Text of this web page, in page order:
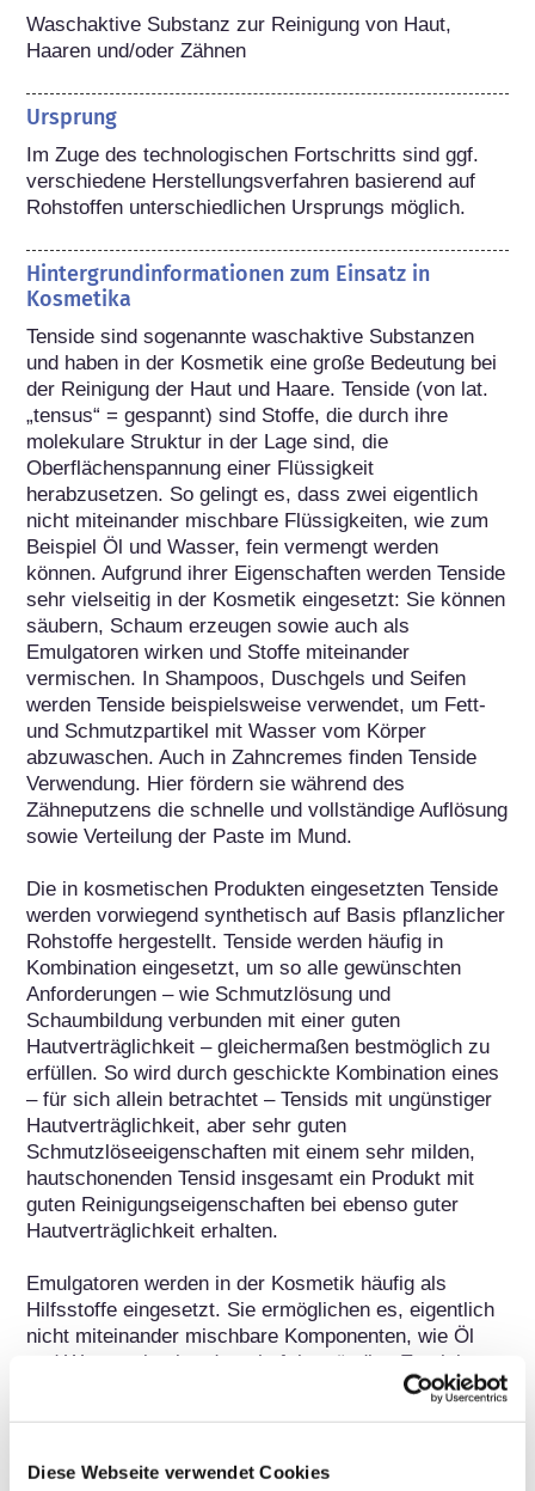
Diese Webseite verwendet Cookies
Waschaktive Substanz zur Reinigung von Haut,
Haaren und/oder Zähnen
Ursprung
Im Zuge des technologischen Fortschritts sind ggf.
verschiedene Herstellungsverfahren basierend auf
Rohstoffen unterschiedlichen Ursprungs möglich.
Hintergrundinformationen zum Einsatz in
Kosmetika
Tenside sind sogenannte waschaktive Substanzen
und haben in der Kosmetik eine große Bedeutung bei
der Reinigung der Haut und Haare. Tenside (von lat.
„tensus“ = gespannt) sind Stoffe, die durch ihre
molekulare Struktur in der Lage sind, die
Oberflächenspannung einer Flüssigkeit
herabzusetzen. So gelingt es, dass zwei eigentlich
nicht miteinander mischbare Flüssigkeiten, wie zum
Beispiel Öl und Wasser, fein vermengt werden
können. Aufgrund ihrer Eigenschaften werden Tenside
sehr vielseitig in der Kosmetik eingesetzt: Sie können
säubern, Schaum erzeugen sowie auch als
Emulgatoren wirken und Stoffe miteinander
vermischen. In Shampoos, Duschgels und Seifen
werden Tenside beispielsweise verwendet, um Fett-
und Schmutzpartikel mit Wasser vom Körper
abzuwaschen. Auch in Zahncremes finden Tenside
Verwendung. Hier fördern sie während des
Zähneputzens die schnelle und vollständige Auflösung
sowie Verteilung der Paste im Mund.
Die in kosmetischen Produkten eingesetzten Tenside
werden vorwiegend synthetisch auf Basis pflanzlicher
Rohstoffe hergestellt. Tenside werden häufig in
Kombination eingesetzt, um so alle gewünschten
Anforderungen – wie Schmutzlösung und
Schaumbildung verbunden mit einer guten
Hautverträglichkeit – gleichermaßen bestmöglich zu
erfüllen. So wird durch geschickte Kombination eines
– für sich allein betrachtet – Tensids mit ungünstiger
Hautverträglichkeit, aber sehr guten
Schmutzlöseeigenschaften mit einem sehr milden,
hautschonenden Tensid insgesamt ein Produkt mit
guten Reinigungseigenschaften bei ebenso guter
Hautverträglichkeit erhalten.
Emulgatoren werden in der Kosmetik häufig als
Hilfsstoffe eingesetzt. Sie ermöglichen es, eigentlich
nicht miteinander mischbare Komponenten, wie Öl
und Wasser, in eine dauerhaft beständige Emulsion
zu bringen. So können in kosmetischen Produkten
werden. Emulgatoren sind dazu in der Lage, da ihre